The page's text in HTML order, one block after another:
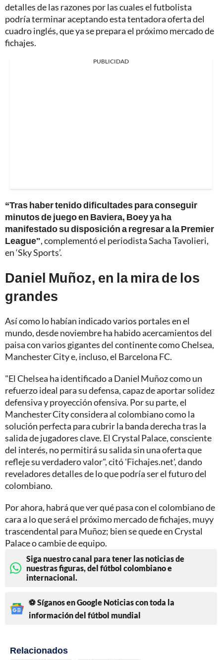
detalles de las razones por las cuales el futbolista
podría terminar aceptando esta tentadora oferta del
cuadro inglés, que ya se prepara el próximo mercado de
fichajes.
PUBLICIDAD
“Tras haber tenido dificultades para conseguir
minutos de juego en Baviera, Boey ya ha
manifestado su disposición a regresar a la Premier
League", complementó el periodista Sacha Tavolieri,
en ‘Sky Sports’.
Daniel Muñoz, en la mira de los
grandes
Así como lo habían indicado varios portales en el
mundo, desde noviembre ha habido acercamientos del
paisa con varios gigantes del continente como Chelsea,
Manchester City e, incluso, el Barcelona FC.
"El Chelsea ha identificado a Daniel Muñoz como un
refuerzo ideal para su defensa, capaz de aportar solidez
defensiva y proyección ofensiva. Por su parte, el
Manchester City considera al colombiano como la
solución perfecta para cubrir la banda derecha tras la
salida de jugadores clave. El Crystal Palace, consciente
del interés, no permitirá su salida sin una oferta que
refleje su verdadero valor", citó 'Fichajes.net', dando
reveladores detalles de lo que podría ser el futuro del
colombiano.
Por ahora, habrá que ver qué pasa con el colombiano de
cara a lo que será el próximo mercado de fichajes, muyy
trascendental para Muñoz; bien se quede en Crystal
Palace o cambie de equipo.
Siga nuestro canal para tener las noticias de
nuestras figuras, del fútbol colombiano e
internacional.
⚽ Síganos en Google Noticias con toda la
información del fútbol mundial
Relacionados